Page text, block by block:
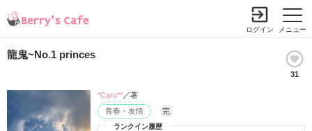
メニュー
ログイン
龍鬼~No.1 princes
31
ランクイン履歴
青春・友情 完
*Caru**／著